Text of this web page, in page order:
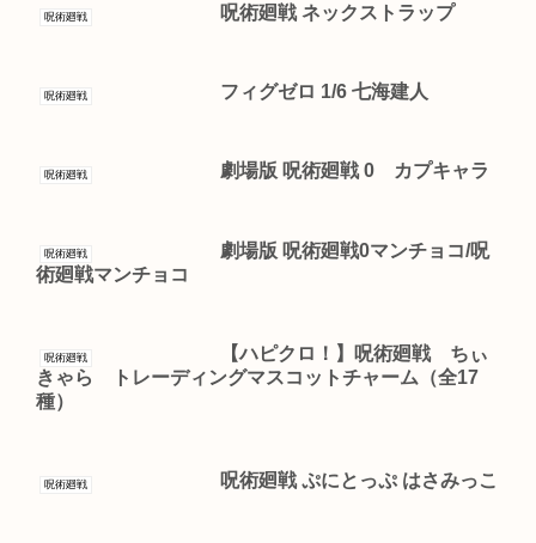
呪術廻戦 呪術廻戦 ネックストラップ
呪術廻戦 フィグゼロ 1/6 七海建人
呪術廻戦 劇場版 呪術廻戦 0 カプキャラ
呪術廻戦
劇場版 呪術廻戦0マンチョコ/呪
術廻戦マンチョコ
呪術廻戦
【ハピクロ！】呪術廻戦 ちぃ
きゃら トレーディングマスコットチャーム（全17
種）
呪術廻戦 呪術廻戦 ぷにとっぷ はさみっこ